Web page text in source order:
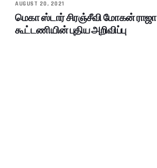
AUGUST 20, 2021
மெகா ஸ்டார் சிரஞ்சீவி மோகன் ராஜா
கூட்டணியின் புதிய அறிவிப்பு